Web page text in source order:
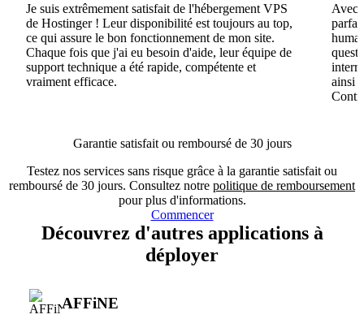
Je suis extrêmement satisfait de l'hébergement VPS
de Hostinger ! Leur disponibilité est toujours au top,
ce qui assure le bon fonctionnement de mon site.
Chaque fois que j'ai eu besoin d'aide, leur équipe de
support technique a été rapide, compétente et
vraiment efficace.
Avec
ainsi
Garantie satisfait ou remboursé de 30 jours
Testez nos services sans risque grâce à la garantie satisfait ou
remboursé de 30 jours. Consultez notre politique de remboursement
pour plus d'informations.
Commencer
Découvrez d'autres applications à
déployer
AFFiNE